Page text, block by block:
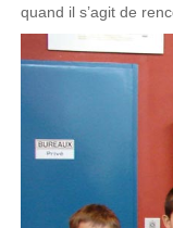
quand il s’agit de